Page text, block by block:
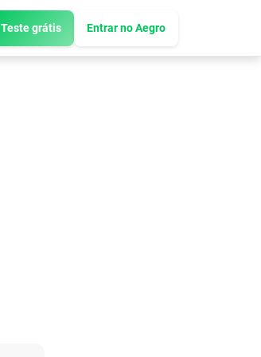
Teste grátis Entrar no Aegro